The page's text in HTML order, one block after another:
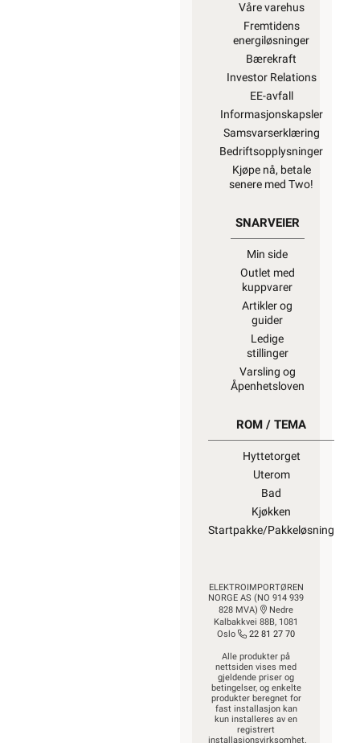
Våre varehus
Fremtidens
energiløsninger
Bærekraft
Investor Relations
EE-avfall
Informasjonskapsler
Samsvarserklæring
Bedriftsopplysninger
Kjøpe nå, betale
senere med Two!
SNARVEIER
Min side
Outlet med
kuppvarer
Artikler og
guider
Ledige
stillinger
Varsling og
Åpenhetsloven
ROM / TEMA
Hyttetorget
Uterom
Bad
Kjøkken
Startpakke/Pakkeløsning
ELEKTROIMPORTØREN
NORGE AS (NO 914 939
828 MVA)
Nedre
Kalbakkvei 88B, 1081
Oslo
22 81 27 70
Alle produkter på
nettsiden vises med
gjeldende priser og
betingelser, og enkelte
produkter beregnet for
fast installasjon kan
kun installeres av en
registrert
installasjonsvirksomhet.